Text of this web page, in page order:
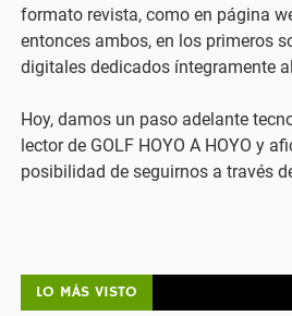
formato revista, como en página
entonces ambos, en los primeros
digitales dedicados íntegramente
Hoy, damos un paso adelante
lector de GOLF HOYO A HOYO y
posibilidad de seguirnos a través
LO MÁS VISTO